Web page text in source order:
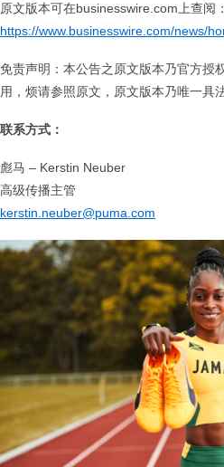
原文版本可在businesswire.com上查阅：
https://www.businesswire.com/news/
免责声明：本公告之原文版本乃官方授
用，烦请参照原文，原文版本乃唯一具
联系方式：
彪马 – Kerstin Neuber
高级传播主管
kerstin.neuber@puma.com